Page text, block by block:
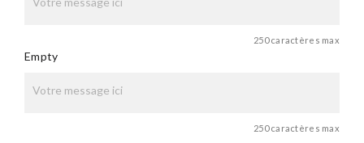
250 caractères max
Empty
250 caractères max